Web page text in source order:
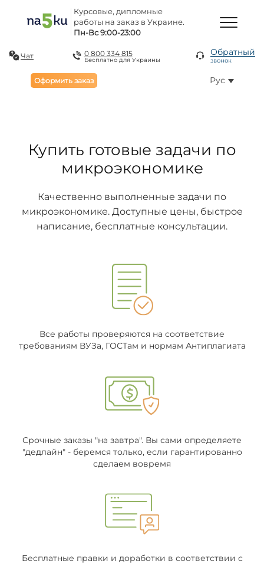
Курсовые, дипломные
работы на заказ в Украине.
Пн-Вс 9:00-23:00
Чат 0 800 334 815
Бесплатно для Украины
Обратный
звонок
Оформить заказ Рус
Купить готовые задачи по
микроэкономике
Качественно выполненные задачи по
микроэкономике. Доступные цены, быстрое
написание, бесплатные консультации.
Все работы проверяются на соответствие
требованиям ВУЗа, ГОСТам и нормам Антиплагиата
Срочные заказы "на завтра". Вы сами определяете
"дедлайн" - беремся только, если гарантированно
сделаем вовремя
Бесплатные правки и доработки в соответствии с